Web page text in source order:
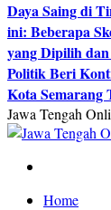
Daya Saing di
ini: Beberapa
yang Dipilih
Politik Beri
Kota Semarang
Jawa Tengah
Berita Jawa
Home